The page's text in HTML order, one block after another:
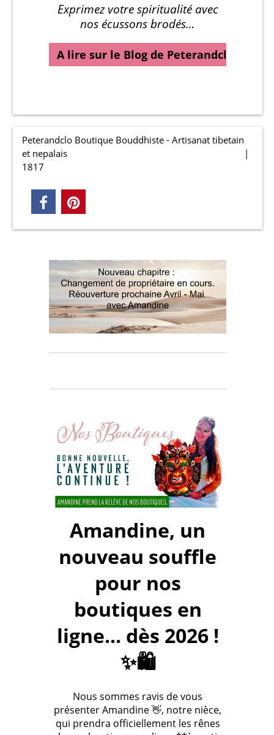
Exprimez votre spiritualité avec
nos écussons brodés…
A lire sur le Blog de Peterandclo…
Peterandclo Boutique Bouddhiste - Artisanat tibetain
et nepalais
1817
Amandine, un
nouveau souffle
pour nos
boutiques en
ligne... dès 2026 !
✨🛍️
Nous sommes ravis de vous
présenter Amandine 👋, notre nièce,
qui prendra officiellement les rênes